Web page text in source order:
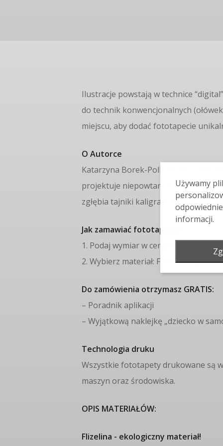
Ilustracje powstają w technice
do technik konwencjonalnych
miejscu, aby dodać fototapecie
O Autorce
Katarzyna Borek-Polkowska – pod
projektuje niepowtarzalne wzory,
zgłębia tajniki kaligrafii. Mama 4
Jak zamawiać fototapety?
1. Podaj wymiar w centymetrach (w
2. Wybierz materiał: Flizelina High
Do zamówienia otrzymasz GRATIS:
– Poradnik aplikacji
– Wyjątkową naklejkę „dziecko w
Technologia druku
Wszystkie fototapety drukowane są
maszyn oraz środowiska.
OPIS MATERIAŁÓW:
Flizelina - ekologiczny materiał!
Używamy
informacji.